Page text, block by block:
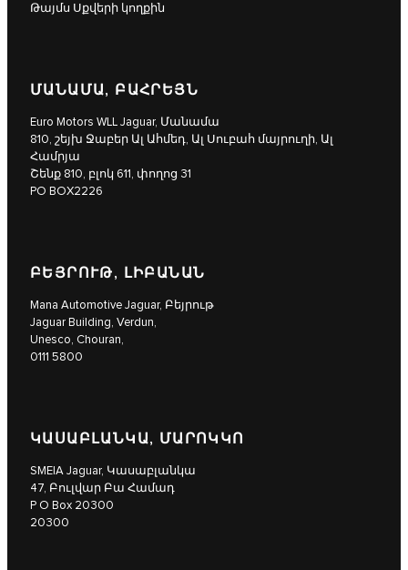
Թայմս Սքվերի կողքին
ՄԱՆԱՄԱ, ԲԱՀՐԵՅՆ
Euro Motors WLL Jaguar, Մանամա
810, շեյխ Ջաբեր Ալ Ահմեդ, Ալ Սուբահ մայրուղի, Ալ
Համրյա
Շենք 810, բլոկ 611, փողոց 31
PO BOX2226
ԲԵՅՐՈՒԹ, ԼԻԲԱՆԱՆ
Mana Automotive Jaguar, Բեյրութ
Jaguar Building, Verdun,
Unesco, Chouran,
0111 5800
ԿԱՍԱԲԼԱՆԿԱ, ՄԱՐՈԿԿՈ
SMEIA Jaguar, Կասաբլանկա
47, Բուլվար Բա Համադ
P O Box 20300
20300